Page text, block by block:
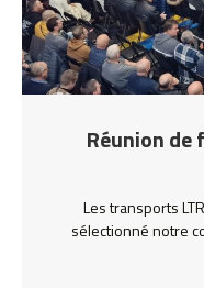
Réunion de
Les transports
sélectionné notre